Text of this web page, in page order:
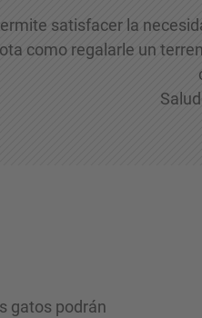
satisfacer la
como regalarle un
gatos podrán